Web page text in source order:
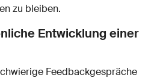
zu bleiben.
Entwicklung einer
Feedbackgespräche